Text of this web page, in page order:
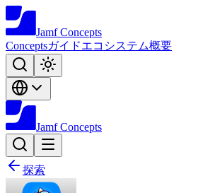
Jamf Concepts
Conceptsガイドエコシステム概要
Jamf Concepts
探索